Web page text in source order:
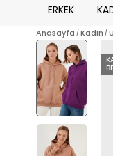
ERKEK
Anasayfa Kadın